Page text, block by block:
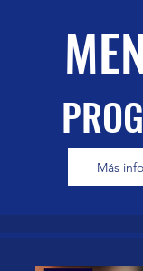
Más